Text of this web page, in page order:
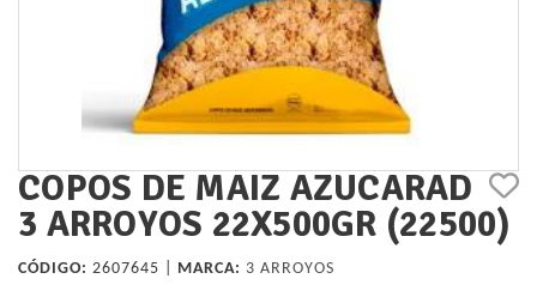
COPOS DE MAIZ AZUCARAD
3 ARROYOS 22X500GR (22500)
CÓDIGO: 2607645 | MARCA: 3 ARROYOS